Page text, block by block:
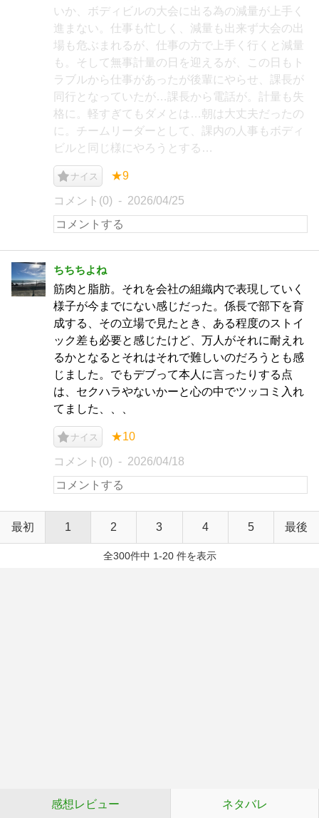
いか、ボディビルの大会に出る為の減量が上手く
進まない。仕事も忙しく、減量も出来ず大会の出
場も危ぶまれるが、仕事の方で上手く行くと減量
も。そして無事計量の日を迎えるが、この日もト
ラブルから仕事があったが後輩にやらせ、課長が
同行となっていたが…課長から電話が。計量も失
格に。軽すぎてもダメとは…朝は大丈夫だったの
に。チームリーダーとして、課内の人事もボディ
ビルと同じ様にやろうとする…
ナイス ★9
コメント(0) 2026/04/25
ちちちよね
筋肉と脂肪。それを会社の組織内で表現していく
様子が今までにない感じだった。係長で部下を育
成する、その立場で見たとき、ある程度のストイ
ック差も必要と感じたけど、万人がそれに耐えれ
るかとなるとそれはそれで難しいのだろうとも感
じました。でもデブって本人に言ったりする点
は、セクハラやないかーと心の中でツッコミ入れ
てました、、、
ナイス ★10
コメント(0) 2026/04/18
最初 1 2 3 4 5 最後
全300件中 1-20 件を表示
感想レビュー ネタバレ